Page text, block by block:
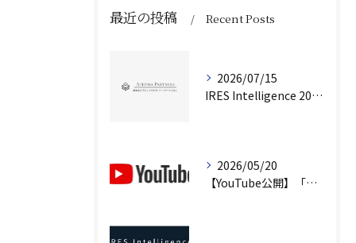
最近の投稿 Recent Posts
2026/07/15
IRES Intelligence 2026 Q2（第2号）を公開しました
2026/05/20
【YouTube公開】「不動産は『資産』ではない」｜企業不動産を経営判断で考えるCRE戦略